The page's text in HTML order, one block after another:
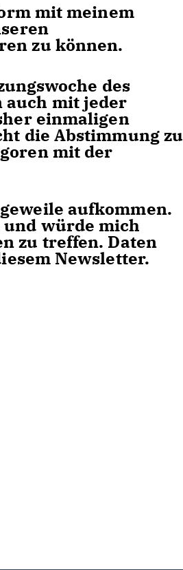
mit meinem
zu können.
des
auch mit jeder
einmaligen
die Abstimmung zu
mit der
aufkommen.
und würde mich
zu treffen. Daten
Newsletter.